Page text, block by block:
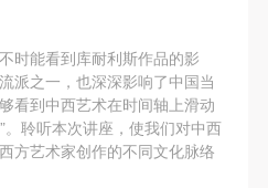
时能看到库耐利斯作品的影
派之一，也深深影响了中国当
看到中西艺术在时间轴上滑动
。聆听本次讲座，使我们对中西
方艺术家创作的不同文化脉络
华人民共和国的相关法
社会公德规范，并应该具
相帮助和助人为乐的良好
华人民共和国的相关法
社会公德规范，并应该具
相帮助和助人为乐的良好
华人民共和国的相关法
社会公德规范，并应该具
相帮助和助人为乐的良好
登录
网会员账户登录